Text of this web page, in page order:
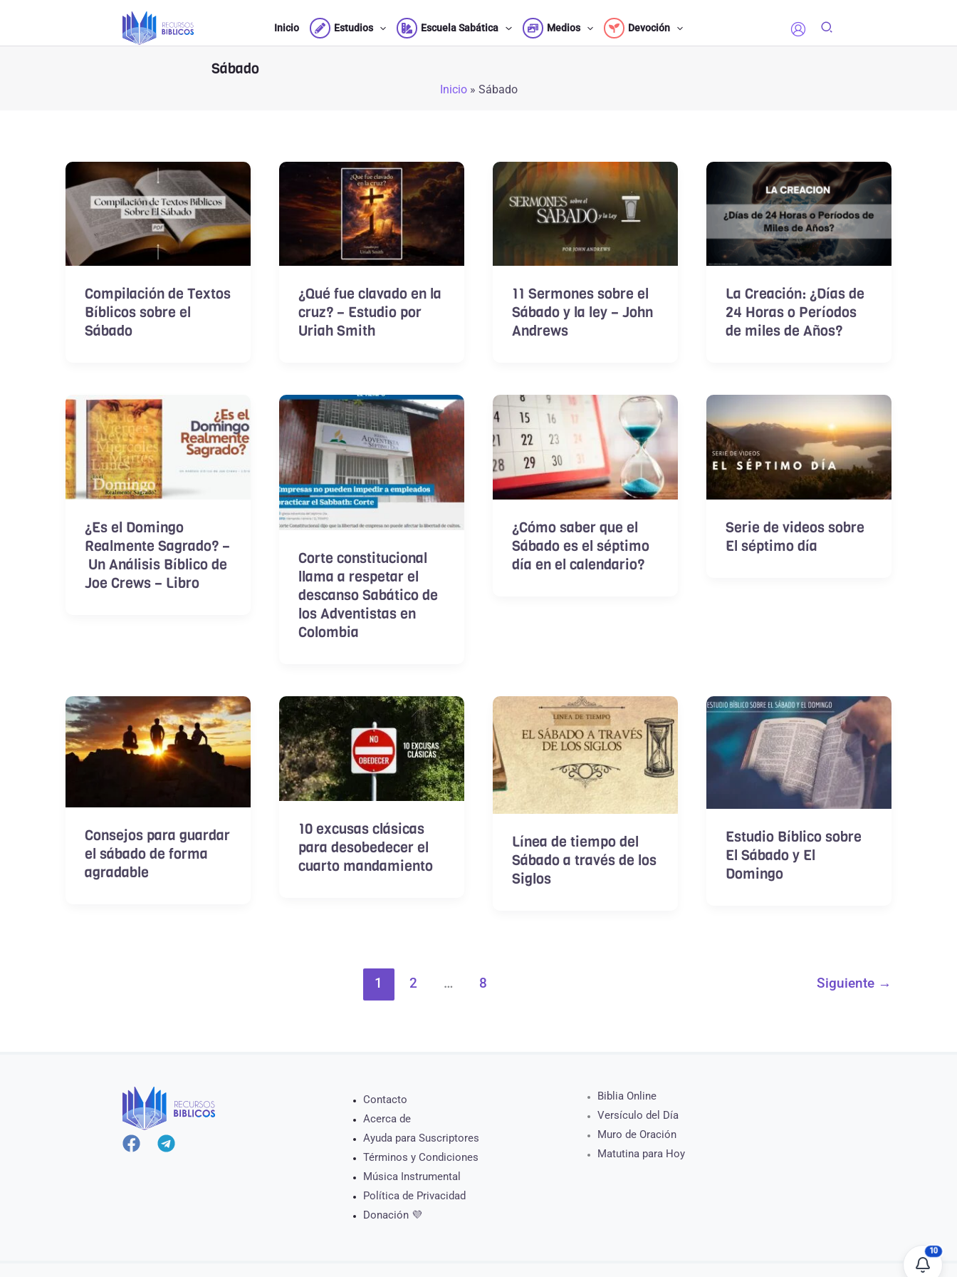
Inicio Estudios Escuela Sabática Medios Devoción
Sábado
Inicio» Sábado
Compilación de Textos
Bíblicos sobre el
Sábado
¿Qué fue clavado en la
cruz? – Estudio por
Uriah Smith
11 Sermones sobre el
Sábado y la ley – John
Andrews
La Creación: ¿Días de
24 Horas o Períodos
de miles de Años?
¿Es el Domingo
Realmente Sagrado? –
Un Análisis Bíblico de
Joe Crews – Libro
Corte constitucional
llama a respetar el
descanso Sabático de
los Adventistas en
Colombia
¿Cómo saber que el
Sábado es el séptimo
día en el calendario?
Serie de videos sobre
El séptimo día
Consejos para guardar
el sábado de forma
agradable
10 excusas clásicas
para desobedecer el
cuarto mandamiento
Línea de tiempo del
Sábado a través de los
Siglos
Estudio Bíblico sobre
El Sábado y El
Domingo
1 2 … 8 Siguiente →
Contacto
Acerca de
Ayuda para Suscriptores
Términos y Condiciones
Música Instrumental
Política de Privacidad
Donación 💜
Biblia Online
Versículo del Día
Muro de Oración
Matutina para Hoy
10